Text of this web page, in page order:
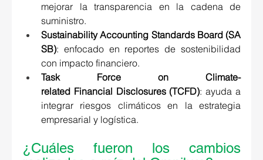
mejorar la transparencia en la cadena de
suministro.
Sustainability Accounting Standards Board (SA
SB): enfocado en reportes de sostenibilidad
con impacto financiero.
Task Force on Climate-
related Financial Disclosures (TCFD): ayuda a
integrar riesgos climáticos en la estrategia
empresarial y logística.
¿Cuáles fueron los cambios